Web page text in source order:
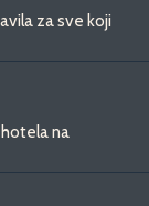
za sve koji
na